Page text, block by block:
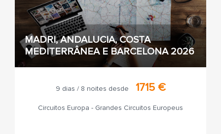
MADRI, ANDALUCIA, COSTA
MEDITERRÂNEA E BARCELONA 2026
9 dias / 8 noites desde 1715 €
Circuitos Europa - Grandes Circuitos Europeus